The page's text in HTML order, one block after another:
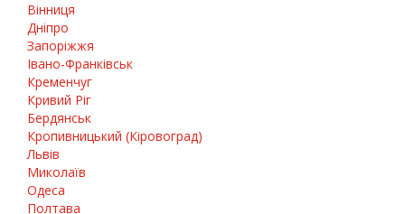
Вінниця
Дніпро
Запоріжжя
Івано-Франківськ
Кременчуг
Кривий Ріг
Бердянськ
Кропивницький (Кіровоград)
Львів
Миколаїв
Одеса
Полтава